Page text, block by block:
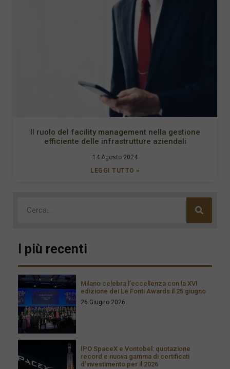
Il ruolo del facility management nella gestione
efficiente delle infrastrutture aziendali
14 Agosto 2024
LEGGI TUTTO »
I più recenti
Milano celebra l’eccellenza con la XVI
edizione dei Le Fonti Awards il 25 giugno
26 Giugno 2026
IPO SpaceX e Vontobel: quotazione
record e nuova gamma di certificati
d’investimento per il 2026